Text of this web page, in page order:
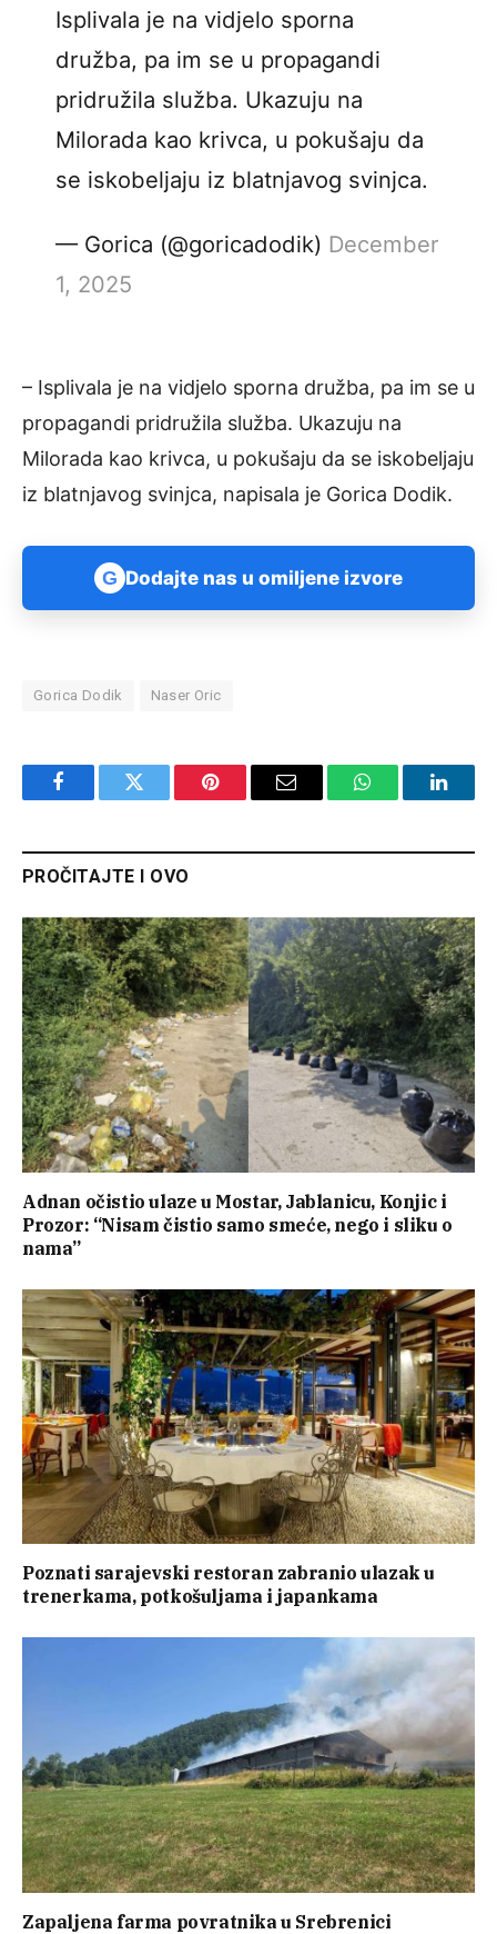
Isplivala je na vidjelo sporna
družba, pa im se u propagandi
pridružila služba. Ukazuju na
Milorada kao krivca, u pokušaju da
se iskobeljaju iz blatnjavog svinjca.
— Gorica (@goricadodik) December
1, 2025
– Isplivala je na vidjelo sporna družba, pa im se u
propagandi pridružila služba. Ukazuju na
Milorada kao krivca, u pokušaju da se iskobeljaju
iz blatnjavog svinjca, napisala je Gorica Dodik.
G Dodajte nas u omiljene izvore
Gorica Dodik Naser Oric
FacebookTwitter Pinterest Email WhatsApp
PROČITAJTE I OVO
Adnan očistio ulaze u Mostar, Jablanicu, Konjic i
Prozor: “Nisam čistio samo smeće, nego i sliku o
nama”
Poznati sarajevski restoran zabranio ulazak u
trenerkama, potkošuljama i japankama
Zapaljena farma povratnika u Srebrenici